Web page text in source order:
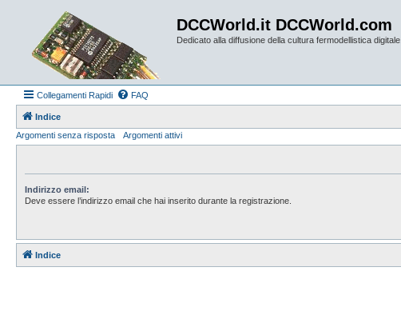
DCCWorld.it DCCWorld.com
Dedicato alla diffusione della cultura fermodellistica digitale.
Collegamenti Rapidi FAQ
Indice
Argomenti senza risposta
Argomenti attivi
Indirizzo email:
Deve essere l’indirizzo email che hai inserito durante la registrazione.
Indice